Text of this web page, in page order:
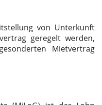
von Unterkunft
geregelt werden,
Mietvertrag